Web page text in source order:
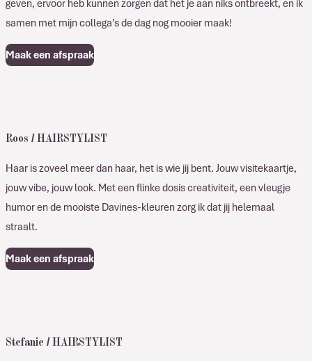
geven, ervoor heb kunnen zorgen dat het je aan niks ontbreekt, en ik
samen met mijn collega’s de dag nog mooier maak!
Maak een afspraak
Roos / HAIRSTYLIST
Haar is zoveel meer dan haar, het is wie jij bent. Jouw visitekaartje,
jouw vibe, jouw look. Met een flinke dosis creativiteit, een vleugje
humor en de mooiste Davines-kleuren zorg ik dat jij helemaal
straalt.
Maak een afspraak
Stefanie / HAIRSTYLIST